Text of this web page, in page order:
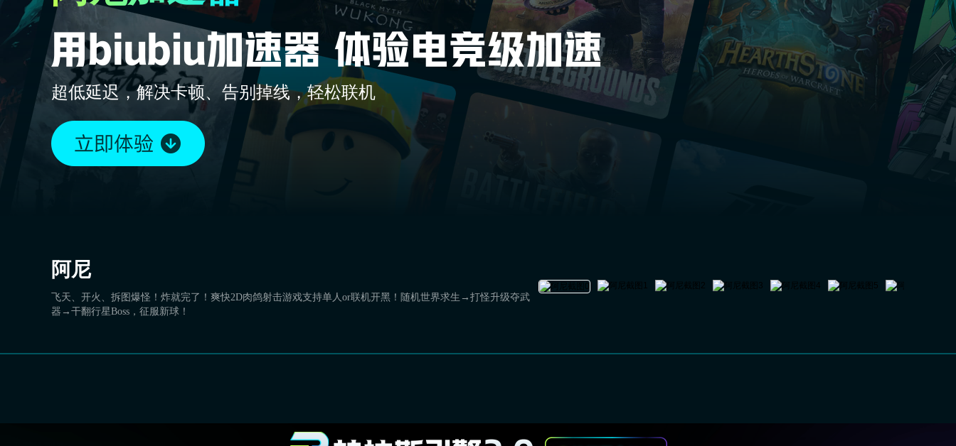
超低延迟，解决卡顿、告别掉线，轻松联机
阿尼
飞天、开火、拆图爆怪！炸就完了！爽快2D肉鸽射击游戏支持单人or联机开黑！随机世界求生→打怪升级夺武
器→干翻行星Boss，征服新球！